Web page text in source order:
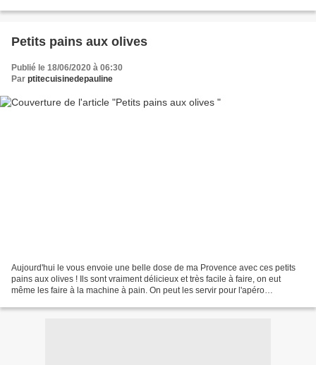
Petits pains aux olives
Publié le 18/06/2020 à 06:30
Par ptitecuisinedepauline
Aujourd'hui le vous envoie une belle dose de ma Provence avec ces petits
pains aux olives ! Ils sont vraiment délicieux et très facile à faire, on eut
même les faire à la machine à pain. On peut les servir pour l'apéro